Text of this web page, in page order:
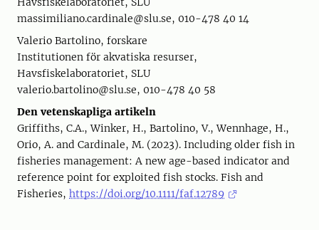
massimiliano.cardinale@slu.se, 010-478 40 14
Valerio Bartolino, forskare
Institutionen för akvatiska resurser,
Havsfiskelaboratoriet, SLU
valerio.bartolino@slu.se, 010-478 40 58
Den vetenskapliga artikeln
Griffiths, C.A., Winker, H., Bartolino, V., Wennhage, H.,
Orio, A. and Cardinale, M. (2023). Including older fish in
fisheries management: A new age-based indicator and
reference point for exploited fish stocks. Fish and
Fisheries, https://doi.org/10.1111/faf.12789